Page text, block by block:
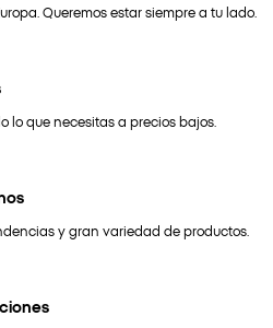
Queremos estar siempre a tu lado.
lo que necesitas a precios bajos.
y gran variedad de productos.